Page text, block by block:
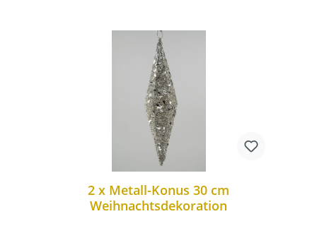
2 x Metall-Konus 30 cm
Weihnachtsdekoration